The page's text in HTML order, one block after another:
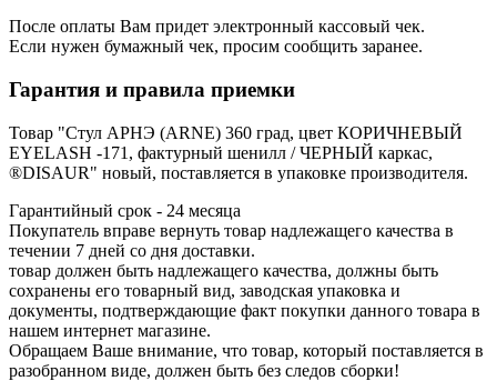
После оплаты Вам придет электронный кассовый чек.
Если нужен бумажный чек, просим сообщить заранее.
Гарантия и правила приемки
Товар "Стул АРНЭ (ARNE) 360 град, цвет КОРИЧНЕВЫЙ
EYELASH -171, фактурный шенилл / ЧЕРНЫЙ каркас,
®DISAUR" новый, поставляется в упаковке производителя.
Гарантийный срок - 24 месяца
Покупатель вправе вернуть товар надлежащего качества в
течении 7 дней со дня доставки.
товар должен быть надлежащего качества, должны быть
сохранены его товарный вид, заводская упаковка и
документы, подтверждающие факт покупки данного товара в
нашем интернет магазине.
Обращаем Ваше внимание, что товар, который поставляется в
разобранном виде, должен быть без следов сборки!